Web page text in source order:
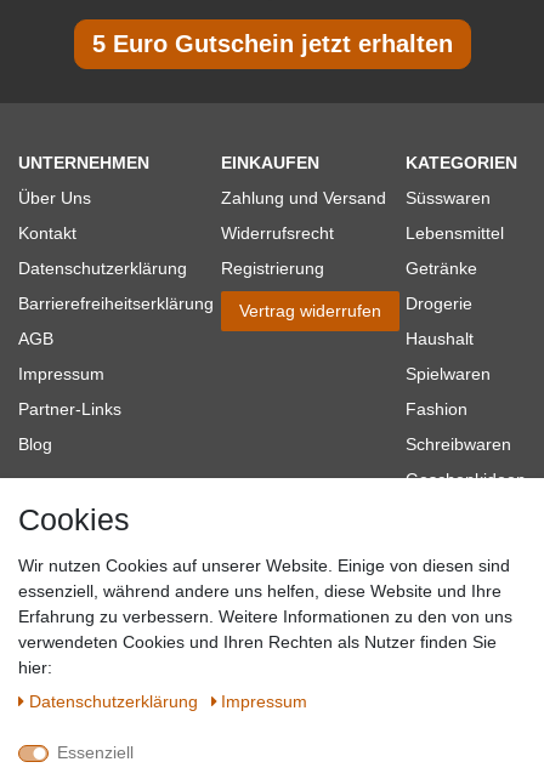
5 Euro Gutschein jetzt erhalten
UNTERNEHMEN
Über Uns
Kontakt
Datenschutzerklärung
Barrierefreiheitserklärung
AGB
Impressum
Partner-Links
Blog
EINKAUFEN
Zahlung und Versand
Widerrufsrecht
Registrierung
Vertrag widerrufen
KATEGORIEN
Süsswaren
Lebensmittel
Getränke
Drogerie
Haushalt
Spielwaren
Fashion
Schreibwaren
Geschenkideen
Topmarken
SICHER EINKAUFEN
QUALITÄT
WIR AKZEPTIEREN
Cookies
Wir nutzen Cookies auf unserer Website. Einige von diesen sind
essenziell, während andere uns helfen, diese Website und Ihre
Erfahrung zu verbessern. Weitere Informationen zu den von uns
verwendeten Cookies und Ihren Rechten als Nutzer finden Sie
hier:
Daten­schutz­erklärung
Impressum
Essenziell